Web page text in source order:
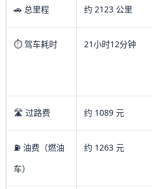
🚗 总里程 约 2123 公里
⏱️ 驾车耗时 21小时12分钟
🛣️ 过路费 约 1089 元
⛽ 油费（燃油
车）
约 1263 元